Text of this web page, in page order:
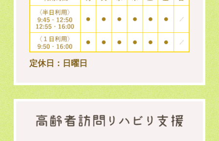
定休日：日曜日